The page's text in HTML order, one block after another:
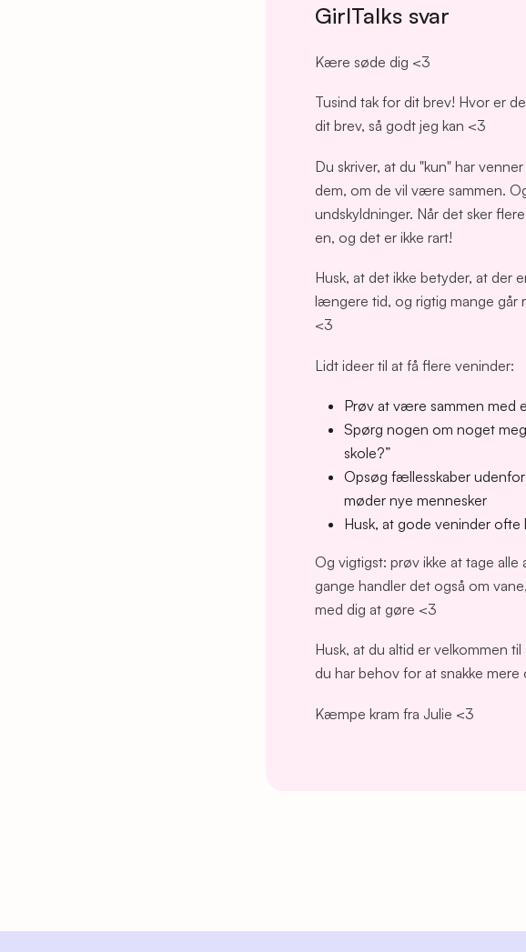
GirlTalks svar
Kære søde dig <3
Tusind tak for dit brev! Hvor er
dit brev, så godt jeg kan <3
Du skriver, at du "kun" har
dem, om de vil være sammen.
undskyldninger. Når det sker
en, og det er ikke rart!
Husk, at det ikke betyder, at der
længere tid, og rigtig mange går
<3
Lidt ideer til at få flere veninder:
Prøv at være sammen med
Spørg nogen om noget
skole?”
Opsøg fællesskaber udenfor
møder nye mennesker
Husk, at gode veninder ofte
Og vigtigst: prøv ikke at tage alle
gange handler det også om
med dig at gøre <3
Husk, at du altid er velkommen
du har behov for at snakke
Kæmpe kram fra Julie <3